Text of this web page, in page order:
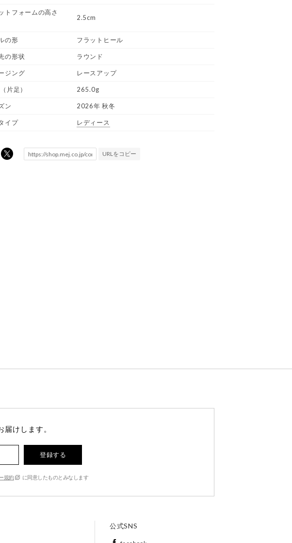
トフォームの高さ
2.5cm
の形 フラットヒール
の形状 ラウンド
ジング レースアップ
（片足） 265.0g
ン 2026年 秋冬
イプ レディース
URLをコピー
けします。
登録する
規約 に同意したものとみなします
公式SNS